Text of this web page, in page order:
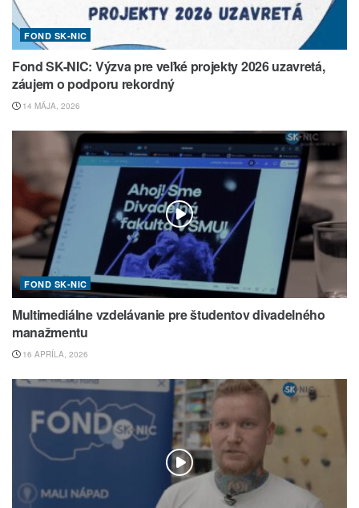
FOND SK-NIC
Fond SK-NIC: Výzva pre veľké projekty 2026 uzavretá,
záujem o podporu rekordný
14 MÁJA, 2026
FOND SK-NIC
Multimediálne vzdelávanie pre študentov divadelného
manažmentu
16 APRÍLA, 2026